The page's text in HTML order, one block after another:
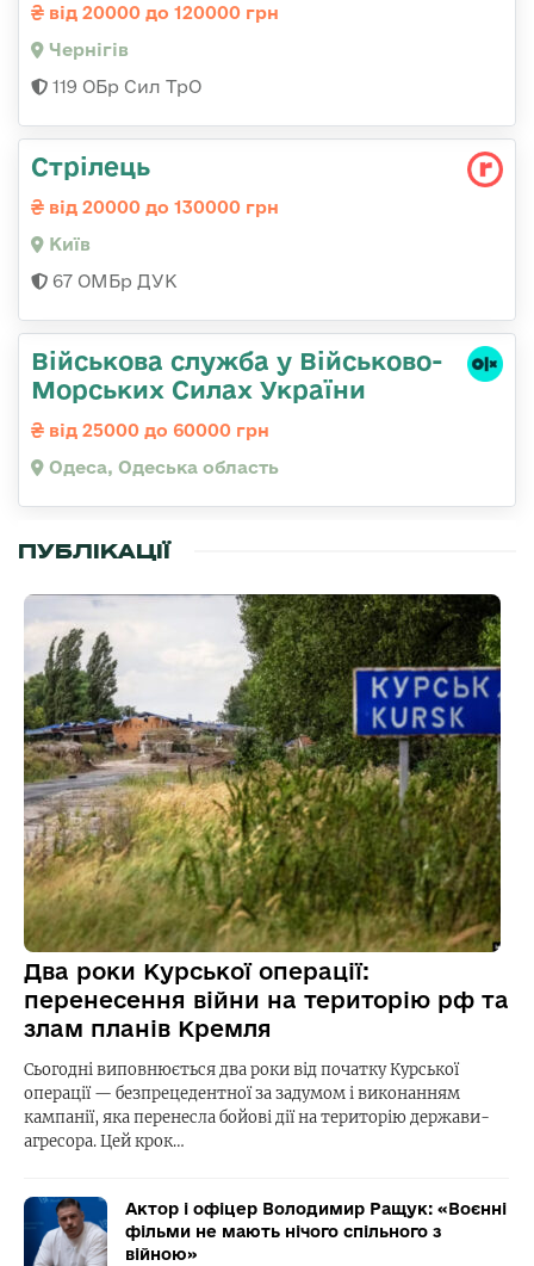
від 20000 до 120000 грн
Чернігів
119 ОБр Сил ТрО
Стрілець
від 20000 до 130000 грн
Київ
67 ОМБр ДУК
Військова служба у Військово-
Морських Силах України
від 25000 до 60000 грн
Одеса, Одеська область
ПУБЛІКАЦІЇ
Два роки Курської операції:
перенесення війни на територію рф та
злам планів Кремля
Сьогодні виповнюється два роки від початку Курської
операції — безпрецедентної за задумом і виконанням
кампанії, яка перенесла бойові дії на територію держави-
агресора. Цей крок…
Актор і офіцер Володимир Ращук: «Воєнні
фільми не мають нічого спільного з
війною»